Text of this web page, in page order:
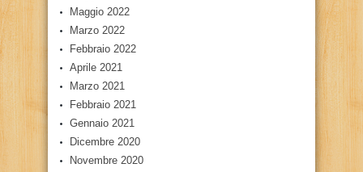
Maggio 2022
Marzo 2022
Febbraio 2022
Aprile 2021
Marzo 2021
Febbraio 2021
Gennaio 2021
Dicembre 2020
Novembre 2020